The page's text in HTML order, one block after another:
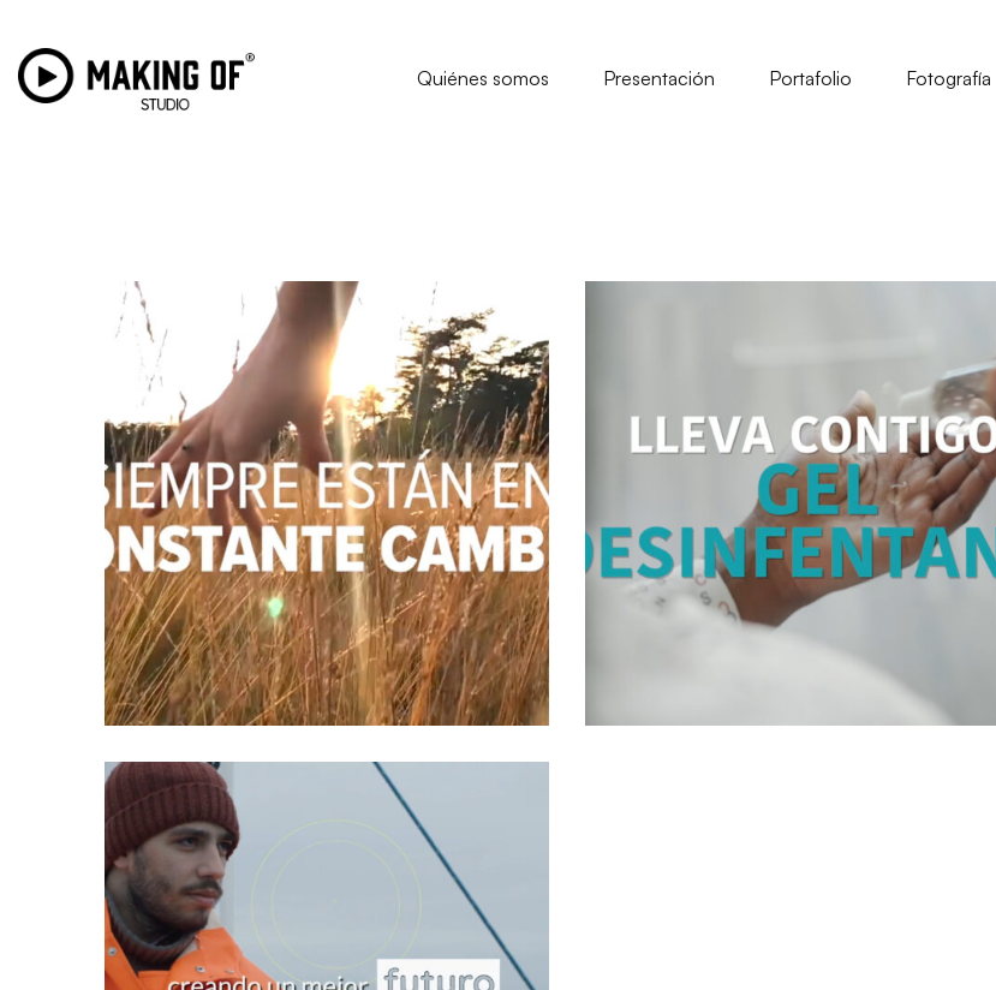
Quiénes somos Presentación Portafolio Fotografía